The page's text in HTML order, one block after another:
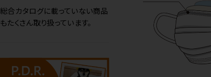
総合カタログに載っていない商品
もたくさん取り扱っています。